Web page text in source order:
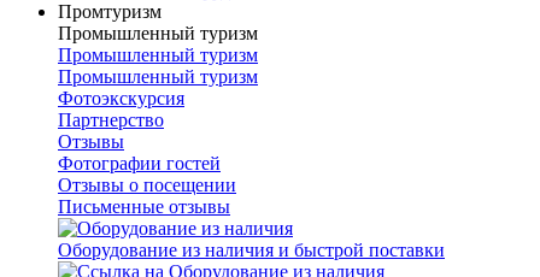
Промтуризм
Промышленный туризм
Промышленный туризм
Промышленный туризм
Фотоэкскурсия
Партнерство
Отзывы
Фотографии гостей
Отзывы о посещении
Письменные отзывы
Оборудование из наличия и быстрой поставки